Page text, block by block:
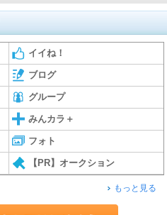
イイね！
ブログ
グループ
みんカラ＋
フォト
【PR】オークション
もっと見る